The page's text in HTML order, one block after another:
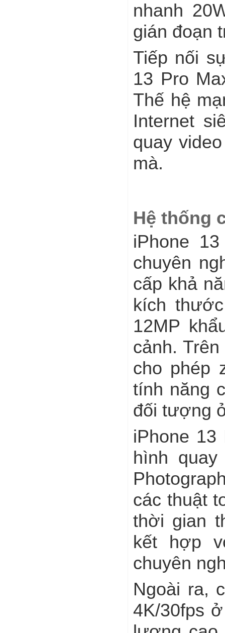
nhanh
gián đoạn
Tiếp nối
13 Pro
Thế hệ
Internet
quay
mà.
Hệ thống
iPhone
chuyên
cấp khả
kích
12MP
cảnh.
cho phép
tính năng
đối tượng
iPhone
hình
các thuật
thời gian
kết hợp
chuyên
Ngoài ra,
4K/30fps